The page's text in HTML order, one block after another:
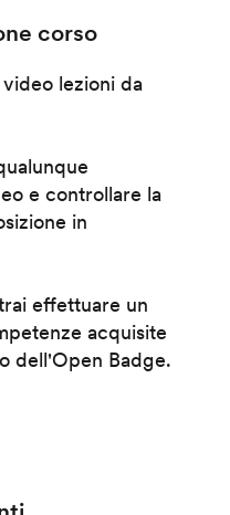
corso
lezioni da
e controllare la
in
effettuare un
acquisite
dell'Open Badge.